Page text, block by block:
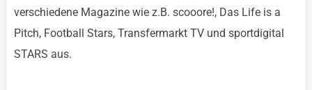
verschiedene Magazine wie z.B. scooore!, Das Life is a
Pitch, Football Stars, Transfermarkt TV und sportdigital
STARS aus.